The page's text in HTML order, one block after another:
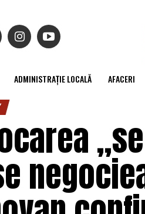
ADMINISTRAȚIE LOCALĂ AFACERI